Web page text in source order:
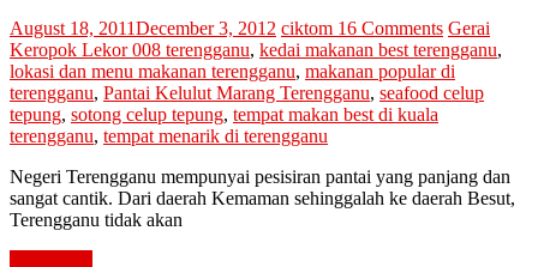
August 18, 2011December 3, 2012 ciktom 16 Comments Gerai
Keropok Lekor 008 terengganu, kedai makanan best terengganu,
lokasi dan menu makanan terengganu, makanan popular di
terengganu, Pantai Kelulut Marang Terengganu, seafood celup
tepung, sotong celup tepung, tempat makan best di kuala
terengganu, tempat menarik di terengganu
Negeri Terengganu mempunyai pesisiran pantai yang panjang dan
sangat cantik. Dari daerah Kemaman sehinggalah ke daerah Besut,
Terengganu tidak akan